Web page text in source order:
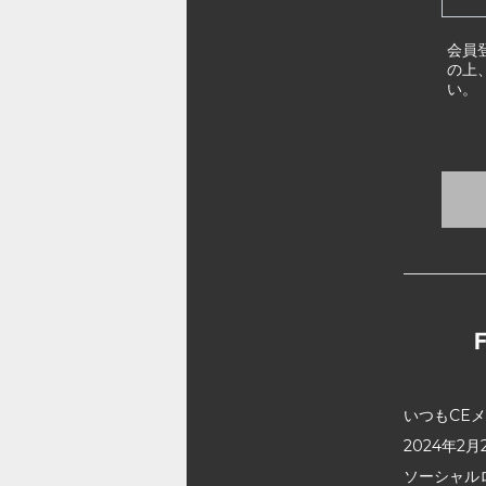
会員
の上
い。
いつもCE
2024年2月
ソーシャ